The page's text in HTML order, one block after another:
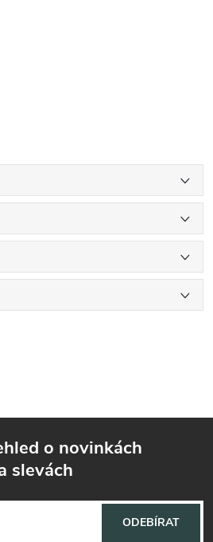
o novinkách
slevách
ODEBÍRAT